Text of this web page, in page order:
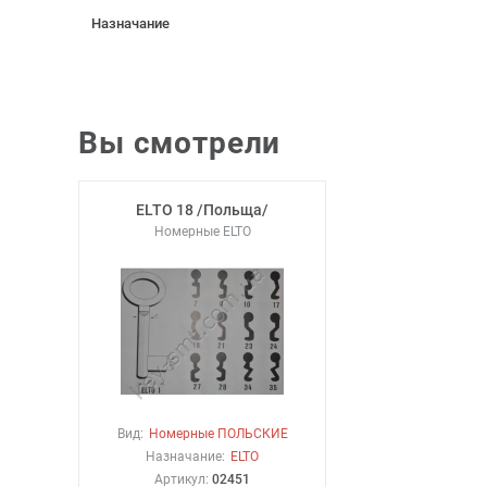
Назначание
Вы смотрели
ELTO 18 /Польща/
Номерные ELTO
Вид: Номерные ПОЛЬСКИЕ
Назначание: ELTO
Артикул: 02451